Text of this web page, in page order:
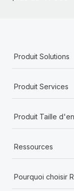
Produit Solutions
Produit Services
Produit Taille
Ressources
Pourquoi choisir